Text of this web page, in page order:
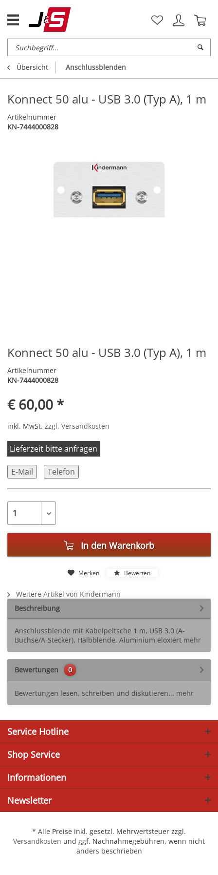
Übersicht Anschlussblenden
Konnect 50 alu - USB 3.0 (Typ A), 1 m
Artikelnummer
KN-7444000828
Konnect 50 alu - USB 3.0 (Typ A), 1 m
Artikelnummer
KN-7444000828
€ 60,00 *
inkl. MwSt. zzgl. Versandkosten
Lieferzeit bitte anfragen
E-Mail Telefon
In den Warenkorb
Merken Bewerten
Weitere Artikel von Kindermann
Beschreibung
Anschlussblende mit Kabelpeitsche 1 m, USB 3.0 (A-
Buchse/A-Stecker), Halbblende, Aluminium eloxiert mehr
Bewertungen 0
Bewertungen lesen, schreiben und diskutieren... mehr
Service Hotline
Shop Service
Informationen
Newsletter
* Alle Preise inkl. gesetzl. Mehrwertsteuer zzgl.
Versandkosten und ggf. Nachnahmegebühren, wenn nicht
anders beschrieben